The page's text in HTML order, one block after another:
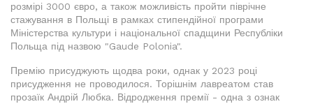
розмірі 3000 євро, а також можливість пройти піврічне
стажування в Польщі в рамках стипендійної програми
Міністерства культури і національної спадщини Республіки
Польща під назвою "Gaude Polonia".
Премію присуджують щодва роки, однак у 2023 році
присудження не проводилося. Торішнім лавреатом став
прозаїк Андрій Любка. Відродження премії - одна з ознак